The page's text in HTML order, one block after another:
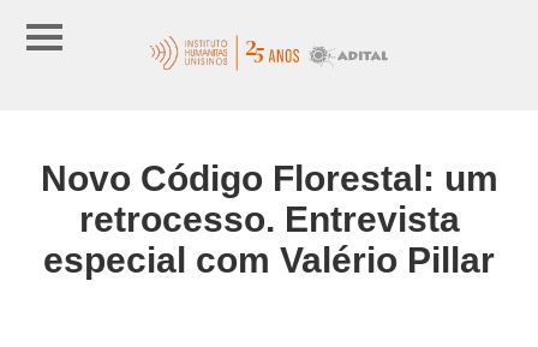
Novo Código Florestal: um
retrocesso. Entrevista
especial com Valério Pillar